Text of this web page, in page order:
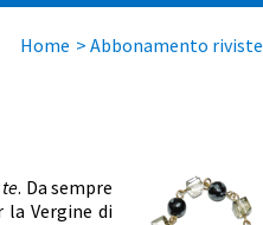
Home > Abbonamento riviste
. Da sempre
Vergine di